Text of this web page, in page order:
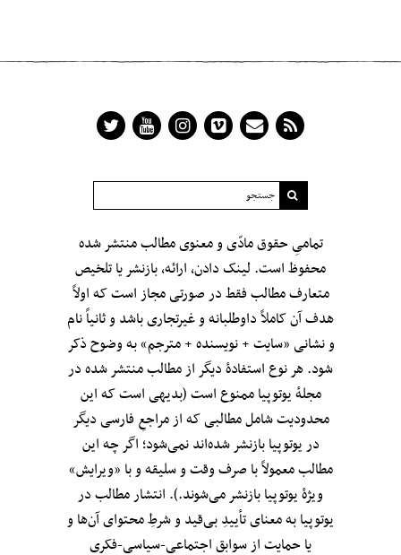
تمامیِ حقوق مادّی و معنوی مطالب منتشر شده
محفوظ است. لینک دادن، ارائه، بازنشر یا تلخیص
متعارف مطالب فقط در صورتی مجاز است که اولاً
هدف آن کاملاً داوطلبانه و غیرتجاری باشد و ثانیاً نام
و نشانی «سایت + نویسنده + مترجم» به وضوح ذکر
شود. هر نوع استفادهٔ دیگر از مطالب منتشر شده در
مجلهٔ یوتوپیا ممنوع است (بدیهی است که این
محدودیت شامل مطالبی که از مراجعِ فارسی دیگر
در یوتوپیا بازنشر شده‌اند نمی‌شود؛ اگر چه این
مطالب معمولاً با صرف وقت و سلیقه و با «ویرایش»
ویژهٔ یوتوپیا بازنشر می‌شوند.). انتشار مطالب در
یوتوپیا به معنای تأییدِ بی‌قید‌ و شرطِ محتوای آن‌ها و
یا حمایت از سوابق اجتماعی-سیاسی-فکری